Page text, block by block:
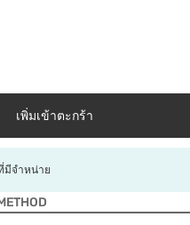
เพิ่มเข้าตะกร้า
มีจำหน่าย